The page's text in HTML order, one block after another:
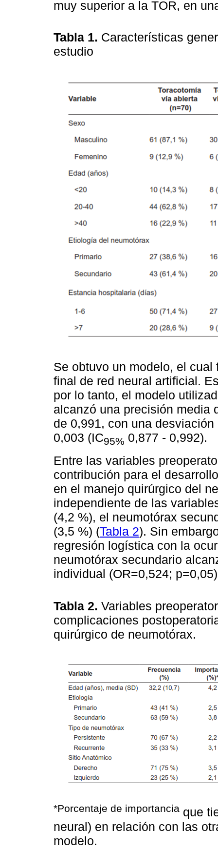
muy superior a la TOR, en
Tabla 1. Características
estudio
Se obtuvo un modelo, el
final de red neural artificial.
por lo tanto, el modelo
alcanzó una precisión media
de 0,991, con una
0,003 (IC95% 0,877 - 0,992).
Entre las variables
contribución para el
en el manejo quirúrgico del
independiente de las
(4,2 %), el neumotórax
(3,5 %) (Tabla 2). Sin
regresión logística con la
neumotórax secundario
individual (OR=0,524;
Tabla 2. Variables
complicaciones
quirúrgico de neumotórax.
*Porcentaje de importancia que
neural) en relación con las
modelo.